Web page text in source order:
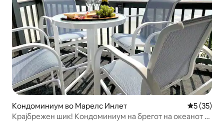
Кондоминиум во Марелс Инлет Просечна
5 (35)
Крајбрежен шик! Кондоминиум на брегот на океанот -